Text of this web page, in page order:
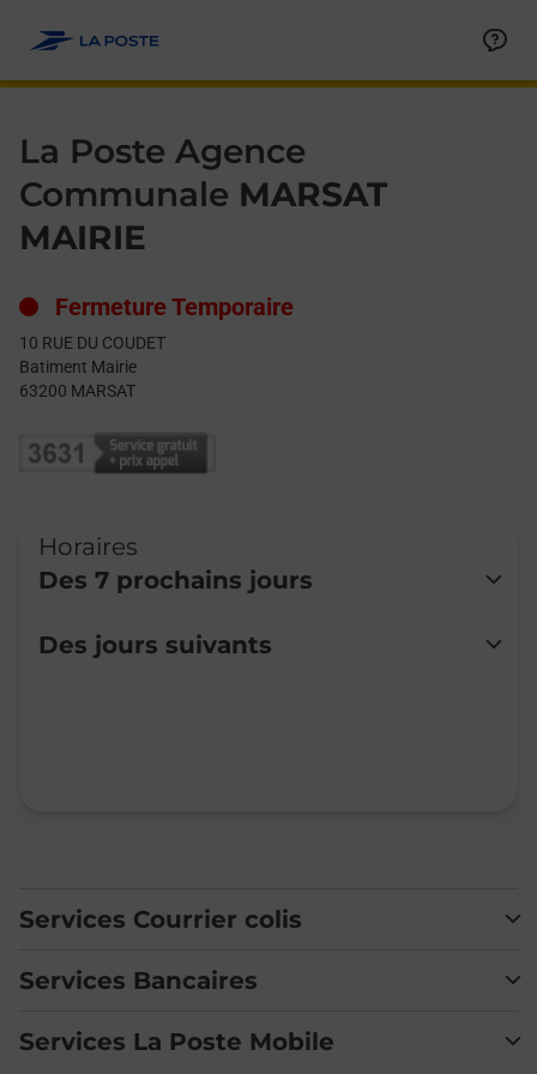
La Poste Agence
Communale MARSAT
MAIRIE
Fermeture Temporaire
10 RUE DU COUDET
Batiment Mairie
63200 MARSAT
Horaires
Des 7 prochains jours
Lundi
Fermé
Des jours suivants
Services Courrier colis
Services Bancaires
Services La Poste Mobile